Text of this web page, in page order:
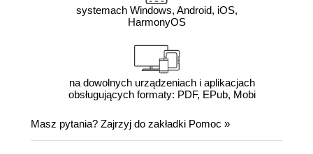
systemach Windows, Android, iOS,
HarmonyOS
na dowolnych urządzeniach i aplikacjach
obsługujących formaty: PDF, EPub, Mobi
Masz pytania? Zajrzyj do zakładki Pomoc »